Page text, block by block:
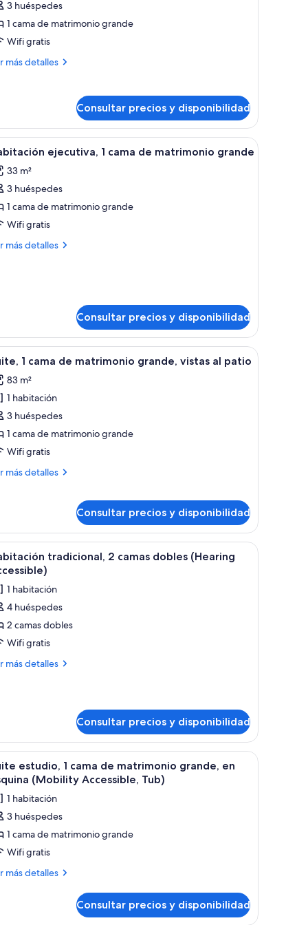
3 huéspedes
1 cama de matrimonio grande
Wifi gratis
más detalles
Consultar precios y disponibilidad
Habitación de hotel con una cama grande,
4 ejecutiva, 1 cama de matrimonio grande
33 m²
3 huéspedes
1 cama de matrimonio grande
Wifi gratis
más detalles
Consultar precios y disponibilidad
sillas y un amplio ventanal con vista a la ciudad.Una sala de estar moderna con un sofá
5 1 cama de matrimonio grande, vistas al patio
83 m²
1 habitación
3 huéspedes
1 cama de matrimonio grande
Wifi gratis
más detalles
Consultar precios y disponibilidad
al cielo. una silla, un televisor y un ventanal con vistas al cielo y árboles.
Habitación de hotel con dos camas, un
4
tradicional, 2 camas dobles (Hearing
1 habitación
4 huéspedes
2 camas dobles
Wifi gratis
más detalles
Consultar precios y disponibilidad
una silla, un televisor y un ventanal con vistas al cielo y árboles.
Edredones de plumas, caja fuerte, escritorio
6
estudio, 1 cama de matrimonio grande, en
(Mobility Accessible, Tub)
1 habitación
3 huéspedes
1 cama de matrimonio grande
Wifi gratis
más detalles
Consultar precios y disponibilidad